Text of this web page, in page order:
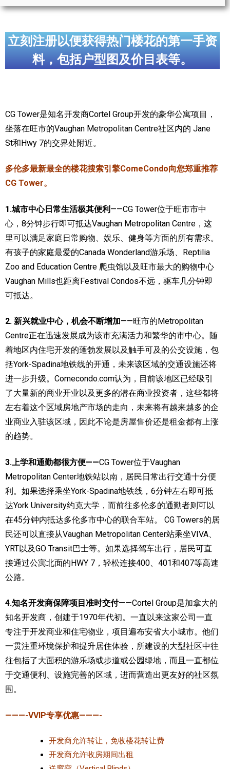
万锦楼花项目
新居民
新移民指南
加拿大房地产网站
大多伦多教育网站
大多伦多医疗机构
加拿大银行贷款机构
大多伦多交通网络
常用查询工具
地产杂谈
走近加拿大
加拿大的历史文化
加拿大社会保险系统
定居安大略省
安大略省免费医疗保险
加拿大的福利制度
吃货眼中的加拿大地图
立刻注册以便获得热门楼花的第一手资
料，包括户型图及价目表等。
CG Tower是知名开发商Cortel Group开发的豪华公寓项目，
坐落在旺市的Vaughan Metropolitan Centre社区内的 Jane
St和Hwy 7的交界处附近。
多伦多最新最全的楼花搜索引擎ComeCondo向您郑重推荐
CG Tower。
1.城市中心日常生活极其便利 ——CG Tower位于旺市市中
心，8分钟步行即可抵达Vaughan Metropolitan Centre，这
里可以满足家庭日常购物、娱乐、健身等方面的所有需求。
有孩子的家庭最爱的Canada Wonderland游乐场、Reptilia
Zoo and Education Centre 爬虫馆以及旺市最大的购物中心
Vaughan Mills也距离Festival Condos不远，驱车几分钟即
可抵达。
2. 新兴就业中心，机会不断增加——旺市的Metropolitan
Centre正在迅速发展成为该市充满活力和繁华的市中心。随
着地区内住宅开发的蓬勃发展以及触手可及的公交设施，包
括York-Spadina地铁线的开通，未来该区域的交通设施还将
进一步升级。Comecondo.com认为，目前该地区已经吸引
了大量新的商业开业以及更多的潜在商业投资者，这些都将
左右着这个区域房地产市场的走向，未来将有越来越多的企
业商业入驻该区域，因此不论是房屋售价还是租金都有上涨
的趋势。
3.上学和通勤都很方便——CG Tower位于Vaughan
Metropolitan Center地铁站以南，居民日常出行交通十分便
利。如果选择乘坐York-Spadina地铁线，6分钟左右即可抵
达York University约克大学，而前往多伦多的通勤者则可以
在45分钟内抵达多伦多市中心的联合车站。 CG Towers的居
民还可以直接从Vaughan Metropolitan Center站乘坐VIVA、
YRT以及GO Transit巴士等。如果选择驾车出行，居民可直
接通过公寓北面的HWY 7，轻松连接400、401和407等高速
公路。
4.知名开发商保障项目准时交付——Cortel Group是加拿大的
知名开发商，创建于1970年代初。一直以来这家公司一直
专注于开发商业和住宅物业，项目遍布安省大小城市。他们
一贯注重环境保护和提升居住体验，所建设的大型社区中往
往包括了大面积的游乐场或步道或公园绿地，而且一直都位
于交通便利、设施完善的区域，进而营造出更友好的社区氛
围。
———-VVIP专享优惠———-
开发商允许转让，免收楼花转让费
开发商允许收房期间出租